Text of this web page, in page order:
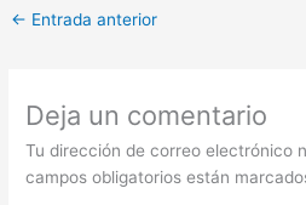
← Entrada anterior
Deja un comentario
Tu dirección de correo electrónico
campos obligatorios están